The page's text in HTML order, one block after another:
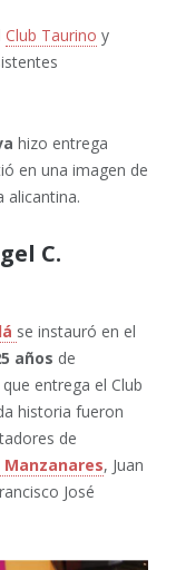
Club Taurino y
hizo entrega
en una imagen de
alicantina.
C.
se instauró en el
años de
entrega el Club
historia fueron
de
Manzanares, Juan
José